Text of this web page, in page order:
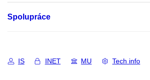
Spolupráce
IS INET MU Tech info